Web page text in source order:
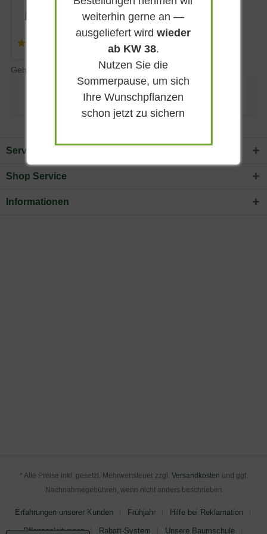
1.274,90 € *
Gehölze mit Krone als Hochstamm-Pyramide
Der Bewertungsdurchschnitt für Produkte dieser Kategorie ist
(5.00/5.00)
weiterhin gerne an —
ausgeliefert wirdwieder
ab KW 38.
Nutzen Sie die
Sommerpause, um sich
Ihre Wunschpflanzen
schon jetzt zu sichern
Service Hotline
Shop Service
Informationen
* Alle Preise inkl. gesetzl. Mehrwertsteuer zzgl. Versandkosten und ggf.
Nachnahmegebühren, wenn nicht anders beschrieben
Erfahrungen unserer Kunden Frühjahr Hilfe bei Reklamation
Pflanzanleitungen Rabatt-System Unsere Baumschule